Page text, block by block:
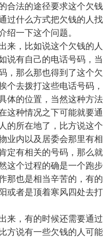
合法的途径要求这个欠钱
过什么方式把欠钱的人找
绍一下这个问题。
来，比如说这个欠钱的人
说有自己的电话号码，当
，那么那也得到了这个欠
个去拨打这些电话号码，
体的位置，当然这种方法
这种情况之下可能就要通
的所在地了，比方说这个
业内以及居委会那里有相
定有相关的号码，那么就
这个过程的确是一个跑步
那也是相当辛苦的，有的
或者是顶着寒风四处去打
来，有的时候还需要通过
方说有一些欠钱的人可能